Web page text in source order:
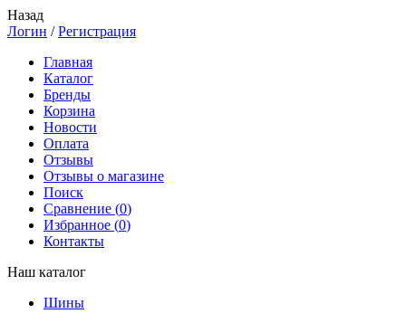
Назад
Логин /Регистрация
Главная
Каталог
Бренды
Корзина
Новости
Оплата
Отзывы
Отзывы о магазине
Поиск
Сравнение (0)
Избранное (0)
Контакты
Наш каталог
Шины